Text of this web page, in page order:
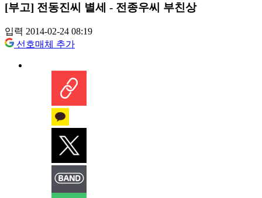
[부고] 전동진씨 별세 - 전종우씨 부친상
입력 2014-02-24 08:19
선호매체 추가